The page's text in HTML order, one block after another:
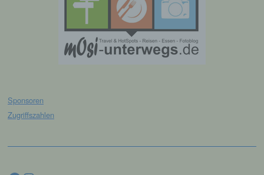
Sponsoren
Zugriffszahlen
Facebook
g) Verantwortlicher oder für die
Verarbeitung Verantwortlicher
Verantwortlicher oder für die Verarbeitung
Verantwortlicher ist die natürliche oder
Sind die Zwecke und Mittel dieser
so kann der Verantwortliche